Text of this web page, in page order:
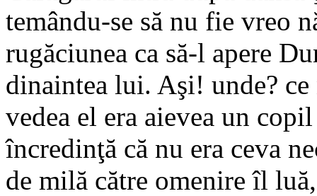
temându-se să nu fie vreo
rugăciunea ca să-l apere
dinaintea lui. Aşi! unde? ce
vedea el era aievea un
încredinţă că nu era ceva
de milă către omenire îl